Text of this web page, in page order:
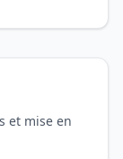
et mise en